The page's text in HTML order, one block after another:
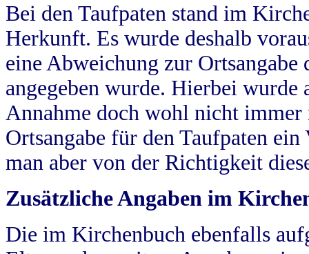
Bei den Taufpaten stand im
Herkunft. Es wurde deshalb
eine Abweichung zur
angegeben wurde. Hierbei wurde
Annahme doch wohl nicht
Ortsangabe für den Taufpaten
man aber von der Richtigkeit
Zusätzliche Angaben im
Die im Kirchenbuch ebenfalls